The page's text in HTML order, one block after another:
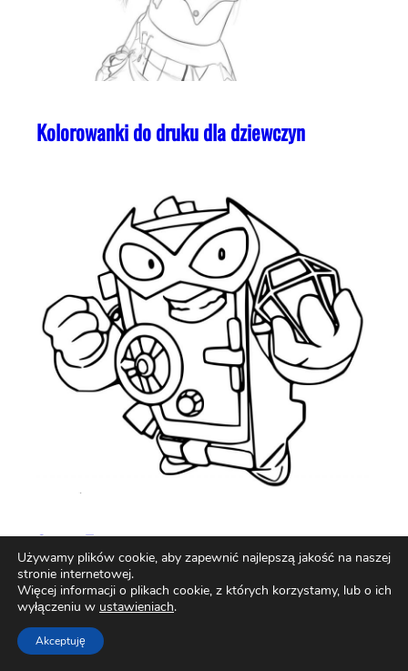
Kolorowanki do druku dla dziewczyn
Super Zings
Używamy plików cookie, aby zapewnić najlepszą jakość na naszej
stronie internetowej.
Więcej informacji o plikach cookie, z których korzystamy, lub o ich
wyłączeniu w ustawieniach.
Akceptuję